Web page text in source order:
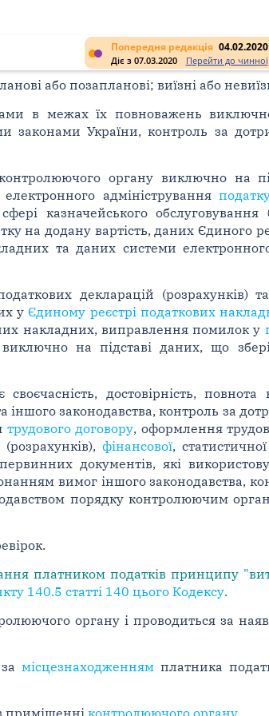
Попередня редакція 04.02.2020
Діє з 07.03.2020 Перейти до чинної